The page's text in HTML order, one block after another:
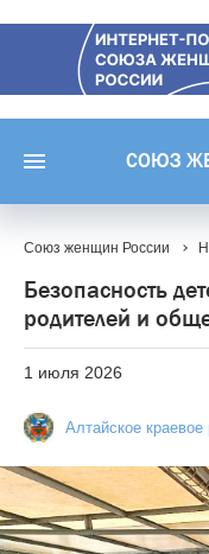
СОЮЗ
Союз женщин России
Безопасность
родителей и
1 июля 2026
Алтайское